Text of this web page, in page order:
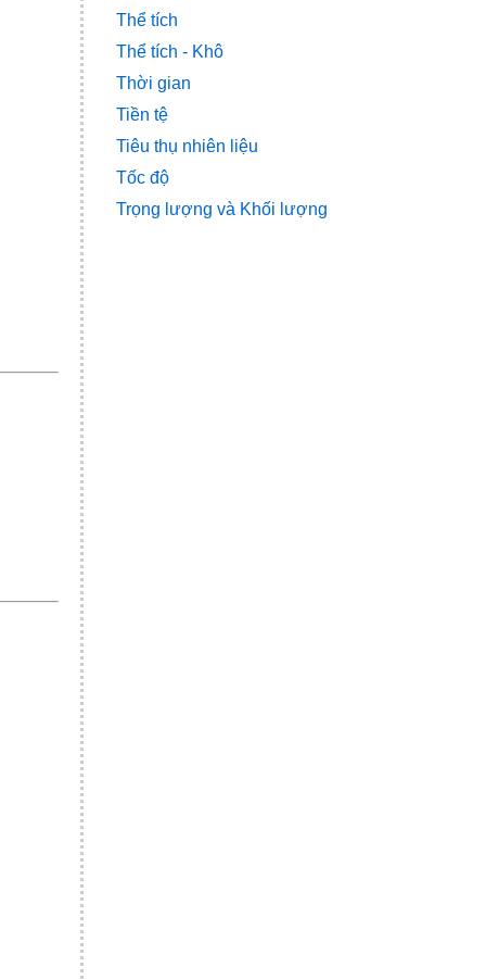
Thể tích
Thể tích - Khô
Thời gian
Tiền tệ
Tiêu thụ nhiên liệu
Tốc độ
Trọng lượng và Khối lượng